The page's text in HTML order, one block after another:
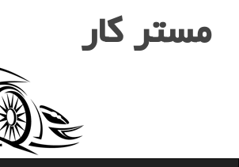
مستر كار